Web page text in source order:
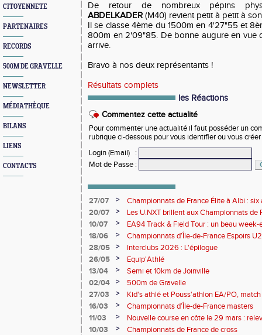
CITOYENNETE
PARTENAIRES
RECORDS
500M DE GRAVELLE
NEWSLETTER
MÉDIATHÈQUE
BILANS
LIENS
CONTACTS
De retour de nombreux pépins
ABDELKADER (M40) revient petit à petit à
Il se classe 4ème du 1500m en 4'27"55 et
800m en 2'09"85. De bonne augure en vue
arrive.
Bravo à nos deux représentants !
Résultats complets
les Réactions
Commentez cette actualité
Pour commenter une actualité il faut posséder un
rubrique ci-dessous pour vous identifier ou vous
Login (Email)
:
Mot de Passe :
27/07 >
Championnats de France Élite à Albi :
rendez-vous de l'élite nationale
20/07 >
Les U.NXT brillent aux Championnats de
une pluie de performances
10/07 >
EA94 Track & Field Tour : un beau
18/06
>
Championnats d’Île-de-France Espoirs
28/05
>
Interclubs 2026 : L'épilogue
26/05
>
Equip'Athlé
13/04
>
Semi et 10km de Joinville
02/04
>
500m de Gravelle
27/03
>
Kid's athlé et Pouss'athlon EA/PO,
championnat LIFA épreuves combinées
16/03 >
Championnats d’Île-de-France masters
11/03
>
Nouvelle course en côte le 29 mars :
10/03
>
Championnats de France de cross